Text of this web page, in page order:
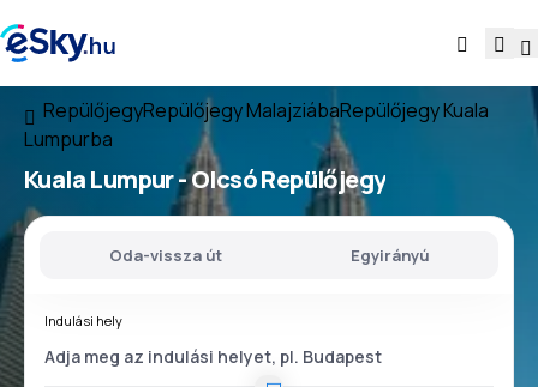
RepülőjegyRepülőjegy MalajziábaRepülőjegy Kuala
Lumpurba
Kuala Lumpur - Olcsó Repülőjegy
Oda-vissza út Egyirányú
Indulási hely